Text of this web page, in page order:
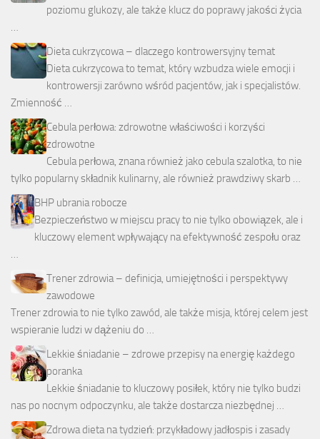
poziomu glukozy, ale także klucz do poprawy jakości życia
…
Dieta cukrzycowa – dlaczego kontrowersyjny temat
Dieta cukrzycowa to temat, który wzbudza wiele emocji i
kontrowersji zarówno wśród pacjentów, jak i specjalistów.
Zmienność …
Cebula perłowa: zdrowotne właściwości i korzyści
zdrowotne
Cebula perłowa, znana również jako cebula szalotka, to nie
tylko popularny składnik kulinarny, ale również prawdziwy skarb …
BHP ubrania robocze
Bezpieczeństwo w miejscu pracy to nie tylko obowiązek, ale i
kluczowy element wpływający na efektywność zespołu oraz
…
Trener zdrowia – definicja, umiejętności i perspektywy
zawodowe
Trener zdrowia to nie tylko zawód, ale także misja, której celem jest
wspieranie ludzi w dążeniu do …
Lekkie śniadanie – zdrowe przepisy na energię każdego
poranka
Lekkie śniadanie to kluczowy posiłek, który nie tylko budzi
nas po nocnym odpoczynku, ale także dostarcza niezbędnej …
Zdrowa dieta na tydzień: przykładowy jadłospis i zasady